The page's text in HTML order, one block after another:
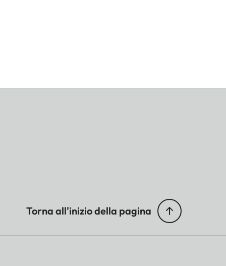
Torna all'inizio della pagina